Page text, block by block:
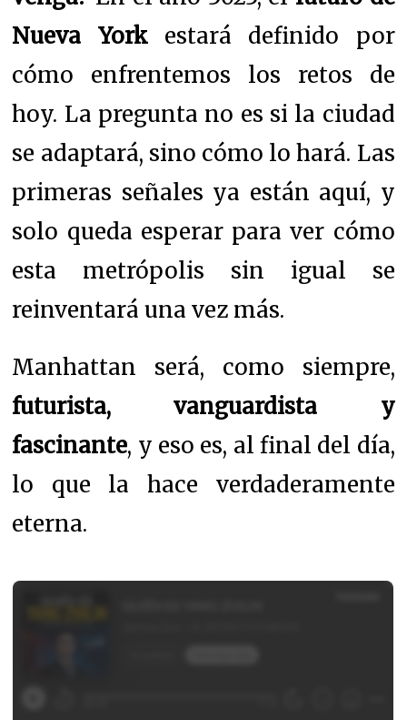
Nueva Yorkestará definido por
cómo enfrentemos los retos de
hoy. La pregunta no es si la ciudad
se adaptará, sino cómo lo hará. Las
primeras señales ya están aquí, y
solo queda esperar para ver cómo
esta metrópolis sin igual se
reinventará una vez más.
Manhattan será, como siempre,
futurista, vanguardista y
fascinante, y eso es, al final del día,
lo que la hace verdaderamente
eterna.